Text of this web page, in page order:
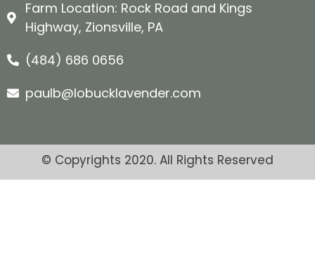
Farm Location: Rock Road and Kings
Highway, Zionsville, PA
(484) 686 0656
paulb@lobucklavender.com
© Copyrights 2020. All Rights Reserved